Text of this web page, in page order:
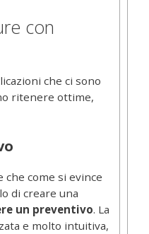
con
che ci sono
ritenere ottime,
che come si evince
di creare una
un preventivo. La
e molto intuitiva,